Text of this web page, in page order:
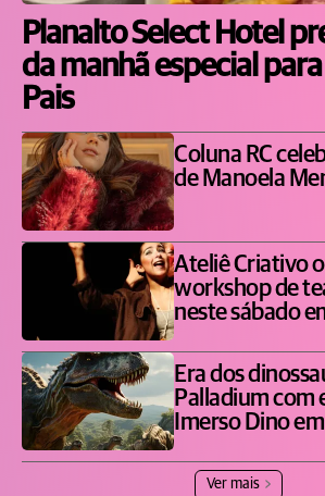
Planalto Select Hotel
da manhã especial
Pais
Coluna RC
de Manoela
Ateliê Criativo
workshop de
neste sábado
Era dos
Palladium com
Imerso Dino
Ver mais